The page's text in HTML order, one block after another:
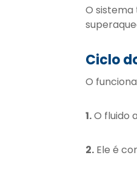
O
Ciclo
O
1.O fluido
2. Ele é